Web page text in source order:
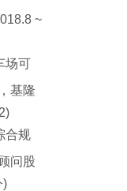
~
场可
基隆
合规
问股
)